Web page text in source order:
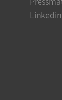
Linkedin